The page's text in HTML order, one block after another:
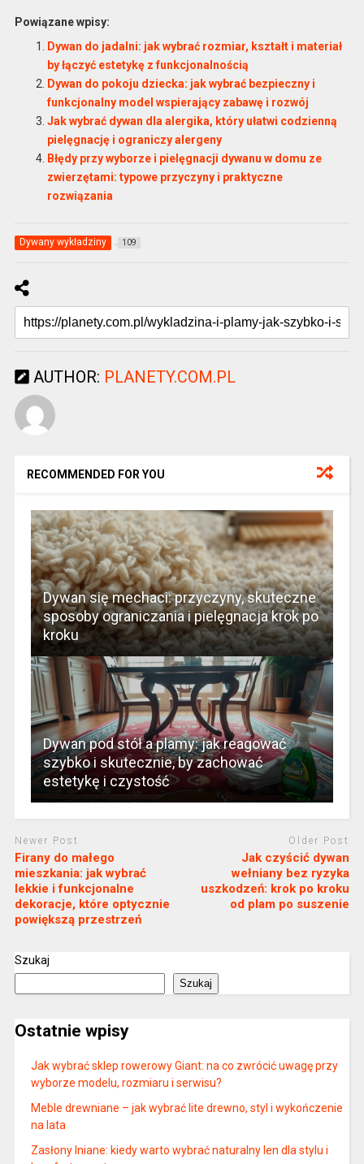
Powiązane wpisy:
Dywan do jadalni: jak wybrać rozmiar, kształt i materiał
by łączyć estetykę z funkcjonalnością
Dywan do pokoju dziecka: jak wybrać bezpieczny i
funkcjonalny model wspierający zabawę i rozwój
Jak wybrać dywan dla alergika, który ułatwi codzienną
pielęgnację i ograniczy alergeny
Błędy przy wyborze i pielęgnacji dywanu w domu ze
zwierzętami: typowe przyczyny i praktyczne
rozwiązania
Dywany wykładziny 109
AUTHOR: PLANETY.COM.PL
RECOMMENDED FOR YOU
Dywan się mechaci: przyczyny, skuteczne
sposoby ograniczania i pielęgnacja krok po
kroku
Dywan pod stół a plamy: jak reagować
szybko i skutecznie, by zachować
estetykę i czystość
Newer Post
Firany do małego
mieszkania: jak wybrać
lekkie i funkcjonalne
dekoracje, które optycznie
powiększą przestrzeń
Older Post
Jak czyścić dywan
wełniany bez ryzyka
uszkodzeń: krok po kroku
od plam po suszenie
Szukaj
Szukaj
Ostatnie wpisy
Jak wybrać sklep rowerowy Giant: na co zwrócić uwagę przy
wyborze modelu, rozmiaru i serwisu?
Meble drewniane – jak wybrać lite drewno, styl i wykończenie
na lata
Zasłony lniane: kiedy warto wybrać naturalny len dla stylu i